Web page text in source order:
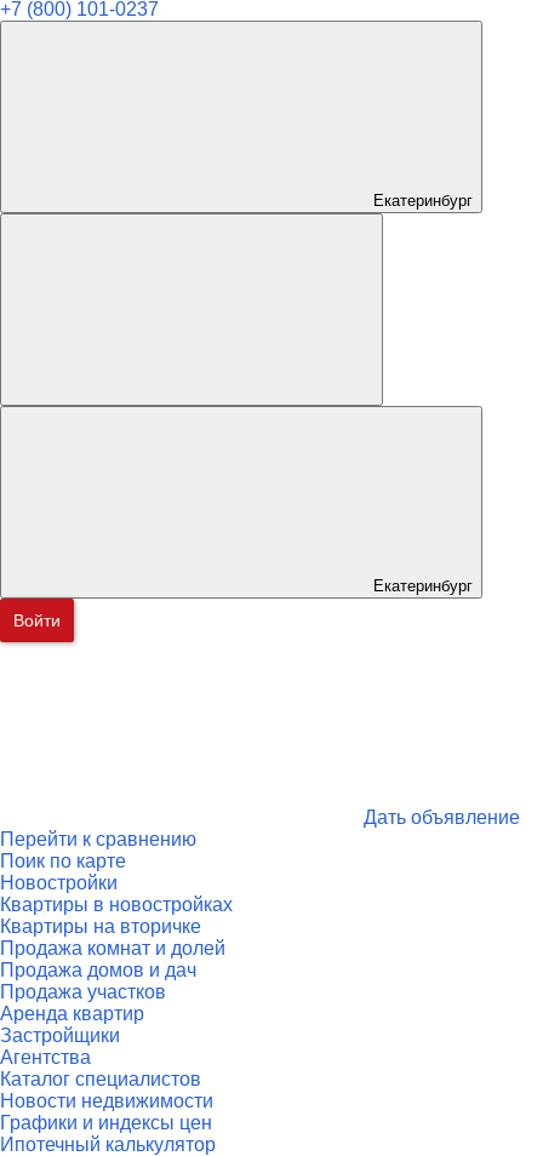
+7 (800) 101-0237
Екатеринбург
Екатеринбург
Войти
Дать объявление
Перейти к сравнению
Поик по карте
Новостройки
Квартиры в новостройках
Квартиры на вторичке
Продажа комнат и долей
Продажа домов и дач
Продажа участков
Аренда квартир
Застройщики
Агентства
Каталог специалистов
Новости недвижимости
Графики и индексы цен
Ипотечный калькулятор